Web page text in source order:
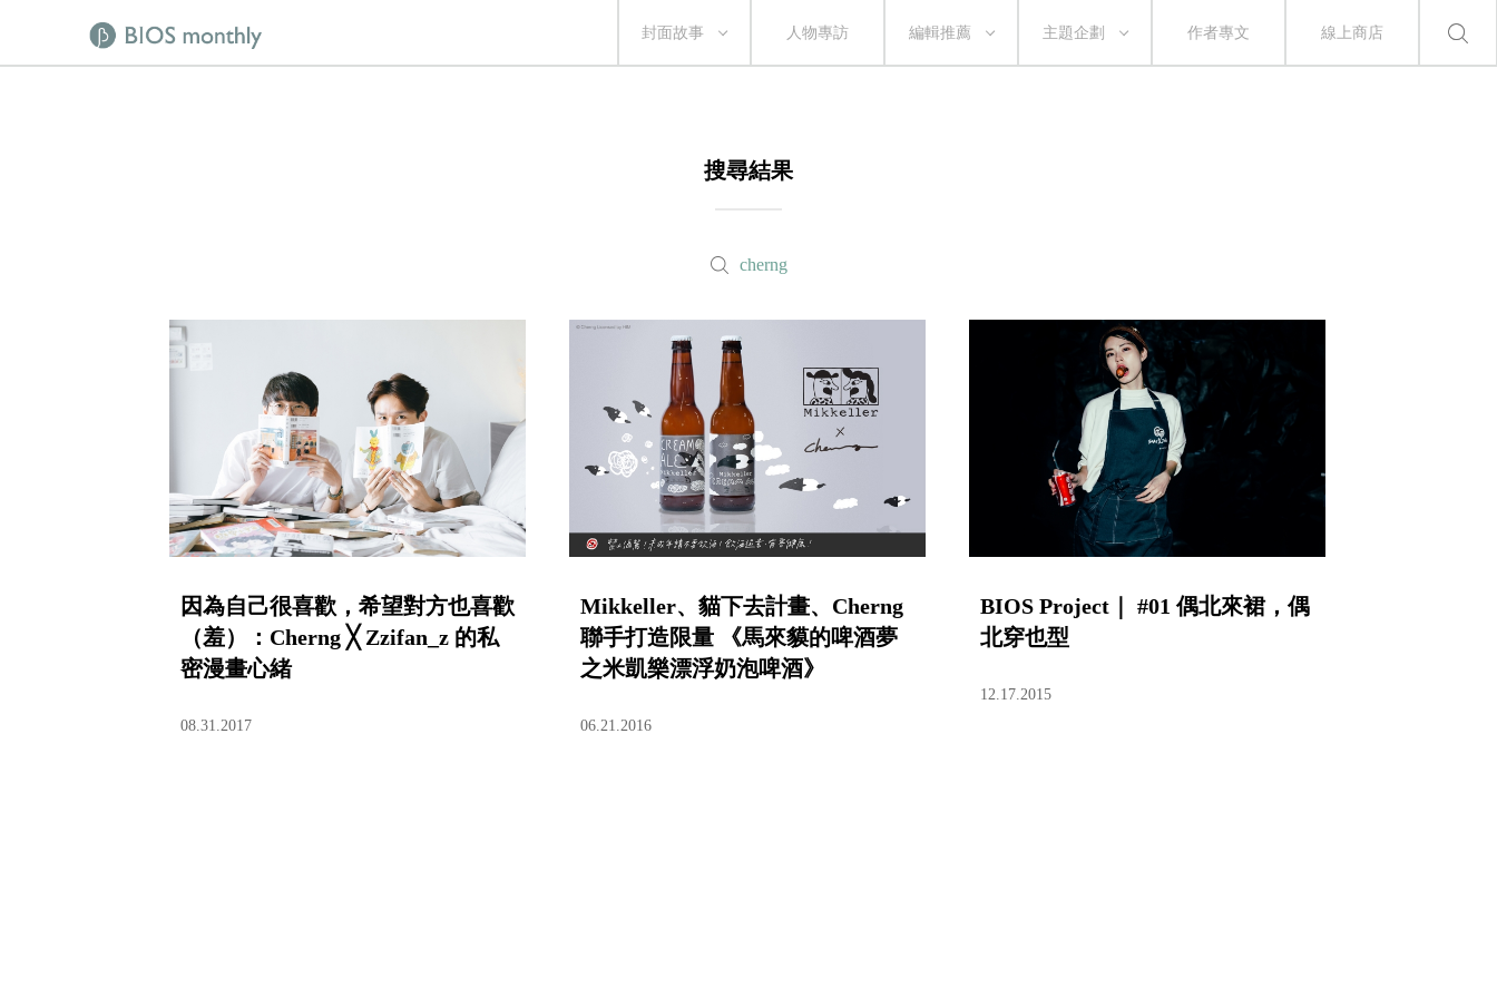
封面故事 人物專訪 編輯推薦 主題企劃 作者專文 線上商店
搜尋結果
cherng
因為自己很喜歡，希望對方也喜歡
（羞）：Cherng ╳ Zzifan_z 的私
密漫畫心緒
08.31.2017
Mikkeller、貓下去計畫、Cherng
聯手打造限量 《馬來貘的啤酒夢
之米凱樂漂浮奶泡啤酒》
06.21.2016
BIOS Project｜ #01 偶北來裙，偶
北穿也型
12.17.2015